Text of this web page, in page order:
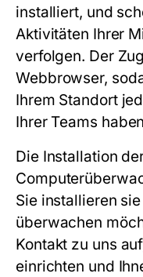
installiert, und
Aktivitäten Ihrer
verfolgen. Der
Webbrowser,
Ihrem Standort
Ihrer Teams
Die Installation
Sie installieren
überwachen
Kontakt zu uns
einrichten und